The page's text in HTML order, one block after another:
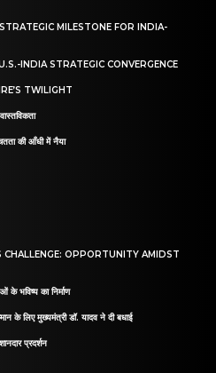
MILESTONE FOR INDIA-
INDIA STRATEGIC CONVERGENCE
TWILIGHT
की आँधी में नैया
CHALLENGE: OPPORTUNITY AMIDST
के भविष्य का निर्माण
के लिए मुख्यमंत्री डॉ. यादव ने दी बधाई
प्रदर्शन